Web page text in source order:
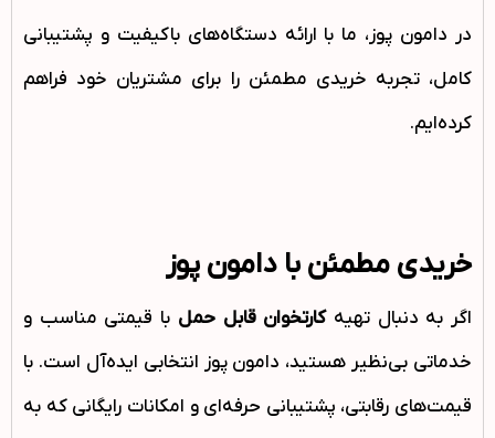
در دامون پوز، ما با ارائه دستگاه‌های باکیفیت و پشتیبانی
کامل، تجربه خریدی مطمئن را برای مشتریان خود فراهم
کرده‌ایم.
خریدی مطمئن با دامون پوز
اگر به دنبال تهیهکارتخوان قابل حمل با قیمتی مناسب و
خدماتی بی‌نظیر هستید، دامون پوز انتخابی ایده‌آل است. با
قیمت‌های رقابتی، پشتیبانی حرفه‌ای و امکانات رایگانی که به